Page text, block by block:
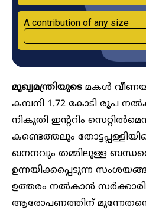
A contribution of any size
മുഖ്യമന്ത്രിയുടെ മകൾ
കമ്പനി 1.72 കോടി രൂപ
നികുതി ഇന്‍ററിം
കണ്ടെത്തലും
ഖനനവും തമ്മിലുള്ള
ഉന്നയിക്കപ്പെടുന്ന
ഉത്തരം നൽകാൻ
ആരോപണത്തിന്